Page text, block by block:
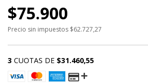
$75.900
Precio sin impuestos $62.727,27
3 CUOTAS DE $31.460,55